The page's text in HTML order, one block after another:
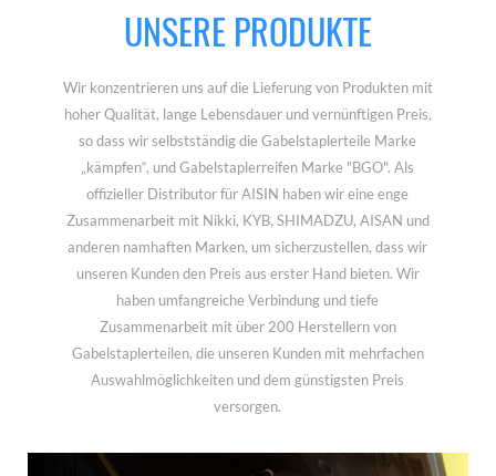
UNSERE PRODUKTE
Wir konzentrieren uns auf die Lieferung von Produkten mit
hoher Qualität, lange Lebensdauer und vernünftigen Preis,
so dass wir selbstständig die Gabelstaplerteile Marke
„kämpfen“, und Gabelstaplerreifen Marke "BGO". Als
offizieller Distributor für AISIN haben wir eine enge
Zusammenarbeit mit Nikki, KYB, SHIMADZU, AISAN und
anderen namhaften Marken, um sicherzustellen, dass wir
unseren Kunden den Preis aus erster Hand bieten. Wir
haben umfangreiche Verbindung und tiefe
Zusammenarbeit mit über 200 Herstellern von
Gabelstaplerteilen, die unseren Kunden mit mehrfachen
Auswahlmöglichkeiten und dem günstigsten Preis
versorgen.